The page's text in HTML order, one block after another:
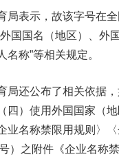
表示，故该字号在全
国国名（地区）、外
名称”等相关规定。
还公布了相关依据，
）使用外国国家（地
业名称禁限用规则〉
）之附件《企业名称